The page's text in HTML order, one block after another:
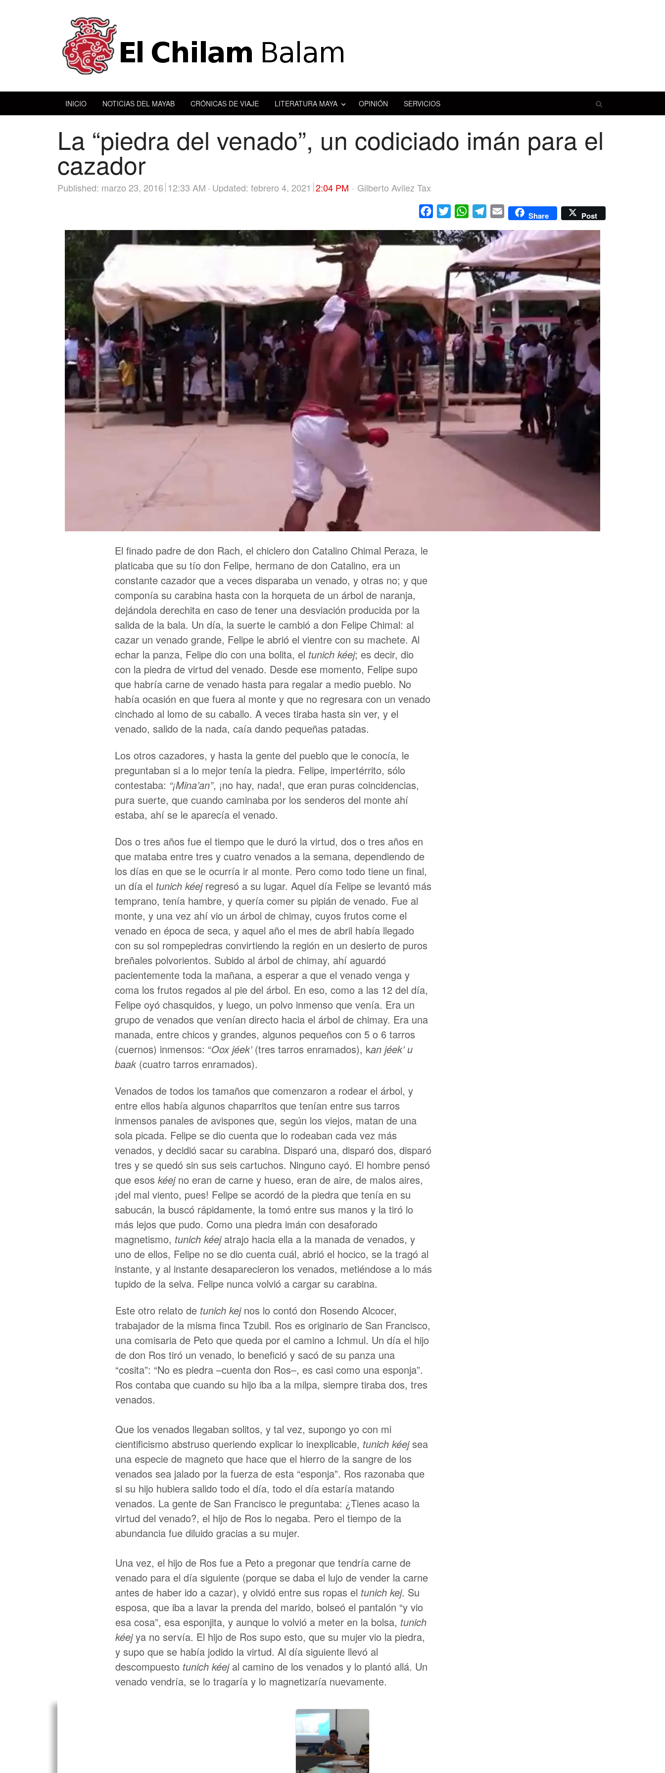
INICIO NOTICIAS DEL MAYAB CRÓNICAS DE VIAJE LITERATURA MAYA OPINIÓN SERVICIOS
search
La “piedra del venado”, un codiciado imán para el
cazador
Published: marzo 23, 2016 12:33 AM Updated: febrero 4, 2021 2:04 PM Author
Gilberto Avilez Tax
Facebook
Twitter WhatsAppTelegram
Email Share Post
El finado padre de don Rach, el chiclero don Catalino Chimal Peraza, le
platicaba que su tío don Felipe, hermano de don Catalino, era un
constante cazador que a veces disparaba un venado, y otras no; y que
componía su carabina hasta con la horqueta de un árbol de naranja,
dejándola derechita en caso de tener una desviación producida por la
salida de la bala. Un día, la suerte le cambió a don Felipe Chimal: al
cazar un venado grande, Felipe le abrió el vientre con su machete. Al
echar la panza, Felipe dio con una bolita, el tunich kéej; es decir, dio
con la piedra de virtud del venado. Desde ese momento, Felipe supo
que habría carne de venado hasta para regalar a medio pueblo. No
había ocasión en que fuera al monte y que no regresara con un venado
cinchado al lomo de su caballo. A veces tiraba hasta sin ver, y el
venado, salido de la nada, caía dando pequeñas patadas.
Los otros cazadores, y hasta la gente del pueblo que le conocía, le
preguntaban si a lo mejor tenía la piedra. Felipe, impertérrito, sólo
contestaba: “¡Mina’an”, ¡no hay, nada!, que eran puras coincidencias,
pura suerte, que cuando caminaba por los senderos del monte ahí
estaba, ahí se le aparecía el venado.
Dos o tres años fue el tiempo que le duró la virtud, dos o tres años en
que mataba entre tres y cuatro venados a la semana, dependiendo de
los días en que se le ocurría ir al monte. Pero como todo tiene un final,
un día el tunich kéejregresó a su lugar. Aquel día Felipe se levantó más
temprano, tenía hambre, y quería comer su pipián de venado. Fue al
monte, y una vez ahí vio un árbol de chimay, cuyos frutos come el
venado en época de seca, y aquel año el mes de abril había llegado
con su sol rompepiedras convirtiendo la región en un desierto de puros
breñales polvorientos. Subido al árbol de chimay, ahí aguardó
pacientemente toda la mañana, a esperar a que el venado venga y
coma los frutos regados al pie del árbol. En eso, como a las 12 del día,
Felipe oyó chasquidos, y luego, un polvo inmenso que venía. Era un
grupo de venados que venían directo hacia el árbol de chimay. Era una
manada, entre chicos y grandes, algunos pequeños con 5 o 6 tarros
(cuernos) inmensos: “Oox jéek’ (tres tarros enramados), kan jéek’ u
baak(cuatro tarros enramados).
Venados de todos los tamaños que comenzaron a rodear el árbol, y
entre ellos había algunos chaparritos que tenían entre sus tarros
inmensos panales de avispones que, según los viejos, matan de una
sola picada. Felipe se dio cuenta que lo rodeaban cada vez más
venados, y decidió sacar su carabina. Disparó una, disparó dos, disparó
tres y se quedó sin sus seis cartuchos. Ninguno cayó. El hombre pensó
que esos kéejno eran de carne y hueso, eran de aire, de malos aires,
¡del mal viento, pues! Felipe se acordó de la piedra que tenía en su
sabucán, la buscó rápidamente, la tomó entre sus manos y la tiró lo
más lejos que pudo. Como una piedra imán con desaforado
magnetismo, tunich kéejatrajo hacia ella a la manada de venados, y
uno de ellos, Felipe no se dio cuenta cuál, abrió el hocico, se la tragó al
instante, y al instante desaparecieron los venados, metiéndose a lo más
tupido de la selva. Felipe nunca volvió a cargar su carabina.
Este otro relato de tunich kejnos lo contó don Rosendo Alcocer,
trabajador de la misma finca Tzubil. Ros es originario de San Francisco,
una comisaria de Peto que queda por el camino a Ichmul. Un día el hijo
de don Ros tiró un venado, lo benefició y sacó de su panza una
“cosita”: “No es piedra –cuenta don Ros–, es casi como una esponja”.
Ros contaba que cuando su hijo iba a la milpa, siempre tiraba dos, tres
venados.
Que los venados llegaban solitos, y tal vez, supongo yo con mi
cientificismo abstruso queriendo explicar lo inexplicable, tunich kéejsea
una especie de magneto que hace que el hierro de la sangre de los
venados sea jalado por la fuerza de esta “esponja”. Ros razonaba que
si su hijo hubiera salido todo el día, todo el día estaría matando
venados. La gente de San Francisco le preguntaba: ¿Tienes acaso la
virtud del venado?, el hijo de Ros lo negaba. Pero el tiempo de la
abundancia fue diluido gracias a su mujer.
Una vez, el hijo de Ros fue a Peto a pregonar que tendría carne de
venado para el día siguiente (porque se daba el lujo de vender la carne
antes de haber ido a cazar), y olvidó entre sus ropas el tunich kej. Su
esposa, que iba a lavar la prenda del marido, bolseó el pantalón “y vio
esa cosa”, esa esponjita, y aunque lo volvió a meter en la bolsa, tunich
kéejya no servía. El hijo de Ros supo esto, que su mujer vio la piedra,
y supo que se había jodido la virtud. Al día siguiente llevó al
descompuesto tunich kéejal camino de los venados y lo plantó allá. Un
venado vendría, se lo tragaría y lo magnetizaría nuevamente.